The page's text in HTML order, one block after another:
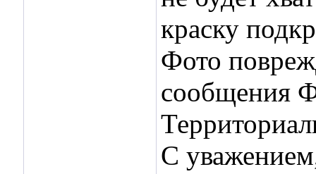
краску
Фото
сообщения
С